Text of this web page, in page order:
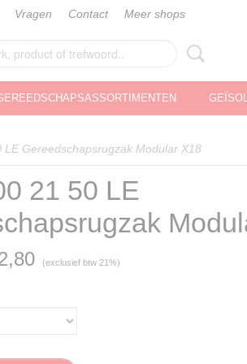
Vragen Contact Meer shops
LE Gereedschapsrugzak Modular X18
21 50 LE
(exclusief btw 21%)